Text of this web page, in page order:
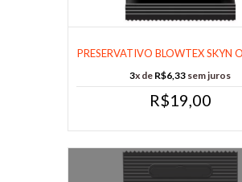
PRESERVATIVO BLOWTEX SKYN
SEM L......
3x de R$6,33 sem juros
R$19,00